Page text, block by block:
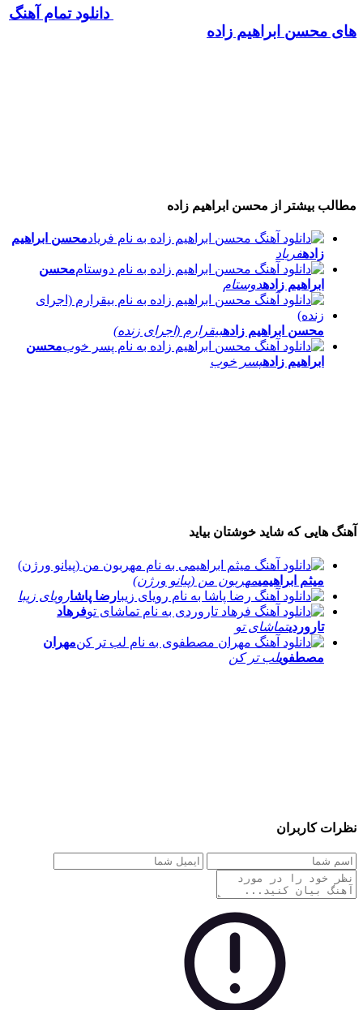
دانلود تمام آهنگ
های محسن ابراهیم زاده
مطالب بیشتر از محسن ابراهیم زاده
محسن ابراهیم
زادهفریاد
محسن
ابراهیم زادهدوستام
محسن ابراهیم زادهبیقرارم (اجرای زنده)
محسن
ابراهیم زادهپسر خوب
آهنگ هایی که شاید خوشتان بیاید
میثم ابراهیمیمهربون من (پیانو ورژن)
رضا پاشارویای زیبا
فرهاد
تاروردیتماشای تو
مهران
مصطفویلب تر کن
نظرات کاربران